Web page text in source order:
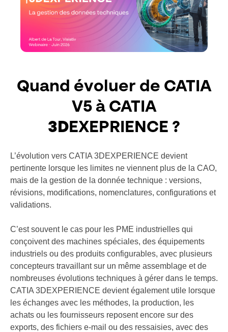
Quand évoluer de CATIA
V5 à CATIA
3D EXEPRIENCE ?
L’évolution vers CATIA 3DEXPERIENCE devient
pertinente lorsque les limites ne viennent plus de la CAO,
mais de la gestion de la donnée technique : versions,
révisions, modifications, nomenclatures, configurations et
validations.
C’est souvent le cas pour les PME industrielles qui
conçoivent des machines spéciales, des équipements
industriels ou des produits configurables, avec plusieurs
concepteurs travaillant sur un même assemblage et de
nombreuses évolutions techniques à gérer dans le temps.
CATIA 3DEXPERIENCE devient également utile lorsque
les échanges avec les méthodes, la production, les
achats ou les fournisseurs reposent encore sur des
exports, des fichiers e-mail ou des ressaisies, avec des